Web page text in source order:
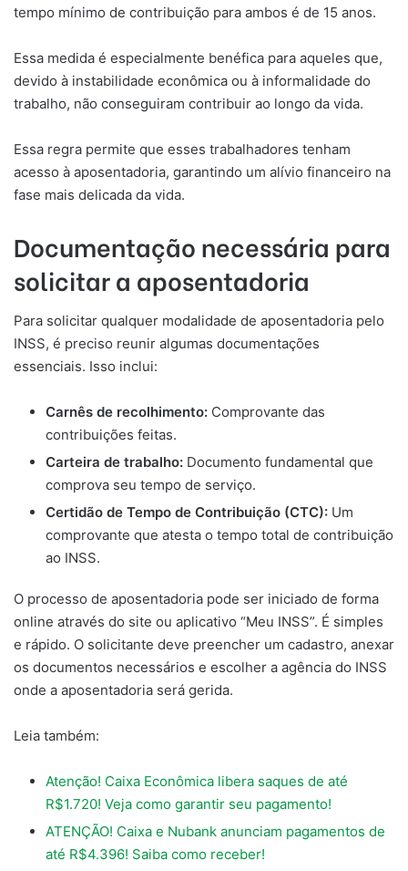
tempo mínimo de contribuição para ambos é de 15 anos.
Essa medida é especialmente benéfica para aqueles que,
devido à instabilidade econômica ou à informalidade do
trabalho, não conseguiram contribuir ao longo da vida.
Essa regra permite que esses trabalhadores tenham
acesso à aposentadoria, garantindo um alívio financeiro na
fase mais delicada da vida.
Documentação necessária para
solicitar a aposentadoria
Para solicitar qualquer modalidade de aposentadoria pelo
INSS, é preciso reunir algumas documentações
essenciais. Isso inclui:
Carnês de recolhimento: Comprovante das
contribuições feitas.
Carteira de trabalho: Documento fundamental que
comprova seu tempo de serviço.
Certidão de Tempo de Contribuição (CTC): Um
comprovante que atesta o tempo total de contribuição
ao INSS.
O processo de aposentadoria pode ser iniciado de forma
online através do site ou aplicativo “Meu INSS”. É simples
e rápido. O solicitante deve preencher um cadastro, anexar
os documentos necessários e escolher a agência do INSS
onde a aposentadoria será gerida.
Leia também:
Atenção! Caixa Econômica libera saques de até
R$1.720! Veja como garantir seu pagamento!
ATENÇÃO! Caixa e Nubank anunciam pagamentos de
até R$4.396! Saiba como receber!